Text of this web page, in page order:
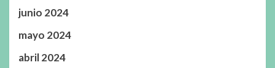
junio 2024
mayo 2024
abril 2024